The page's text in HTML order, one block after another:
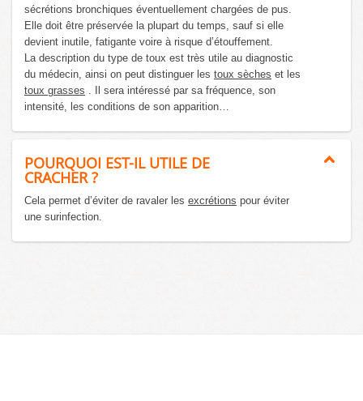
sécrétions bronchiques éventuellement chargées de pus.
Elle doit être préservée la plupart du temps, sauf si elle
devient inutile, fatigante voire à risque d’étouffement.
La description du type de toux est très utile au diagnostic
du médecin, ainsi on peut distinguer les toux sèches et les
toux grasses . Il sera intéressé par sa fréquence, son
intensité, les conditions de son apparition…
POURQUOI EST-IL UTILE DE
CRACHER ?
Cela permet d’éviter de ravaler les excrétions pour éviter
une surinfection.